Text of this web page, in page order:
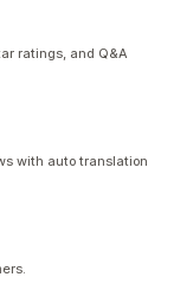
ratings, and Q&A
with auto translation